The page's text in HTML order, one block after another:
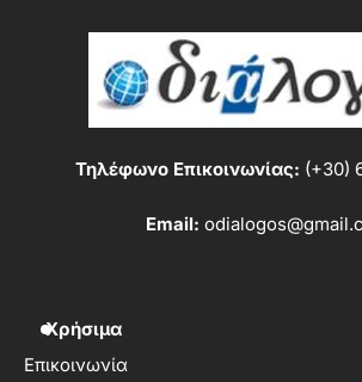
Τηλέφωνο Επικοινωνίας: (+30)
Email:
Χρήσιμα
Επικοινωνία